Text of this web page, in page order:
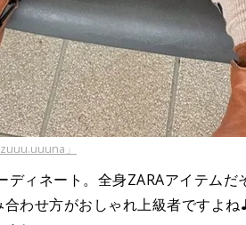
」
ディネート。全身ZARAアイテム
わせ方がおしゃれ上級者ですよ